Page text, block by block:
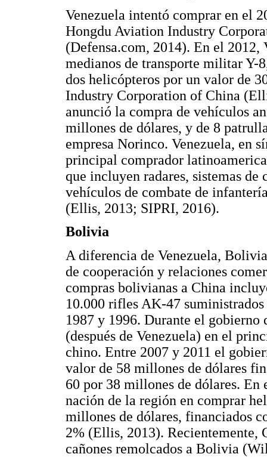
Venezuela intentó comprar en el
Hongdu Aviation Industry
(Defensa.com, 2014). En el 2012,
medianos de transporte militar Y-
dos helicópteros por un valor de
Industry Corporation of China
anunció la compra de vehículos
millones de dólares, y de 8
empresa Norinco. Venezuela, en
principal comprador
que incluyen radares, sistemas
vehículos de combate de
(Ellis, 2013; SIPRI, 2016).
Bolivia
A diferencia de Venezuela,
de cooperación y relaciones
compras bolivianas a China
10.000 rifles AK-47
1987 y 1996. Durante el
(después de Venezuela) en el
chino. Entre 2007 y 2011 el
valor de 58 millones de dólares
60 por 38 millones de dólares.
nación de la región en comprar
millones de dólares, financiados
2% (Ellis, 2013).
cañones remolcados a Bolivia